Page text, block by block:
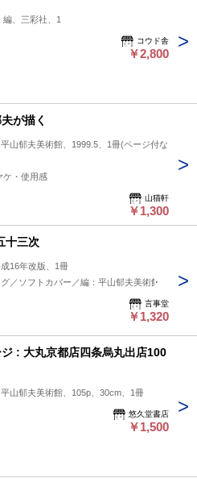
、三彩社、1
コウド舎
￥2,800
が描く
山郁夫美術館、1999.5、1冊(ページ付な
・使用感
山猫軒
￥1,300
十三次
16年改版、1冊
／ソフトカバー／編：平山郁夫美術館
言事堂
￥1,320
: 大丸京都店四条烏丸出店100
山郁夫美術館、105p、30cm、1冊
悠久堂書店
￥1,500